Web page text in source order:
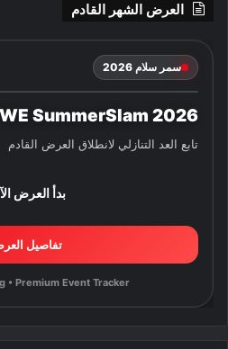
العرض الشهر القادم
سمر سلام 2026
SummerSlam 2026
تابع العد التنازلي لانطلاق العرض القادم
بدأ العرض
تفاصيل
• Premium Event Tracker